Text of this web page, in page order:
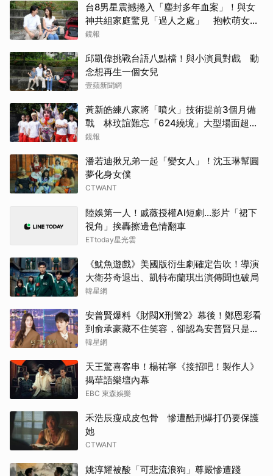
金高
許楠
朴恩
台8男星震撼捲入「塵封多年血案」！與女
神共組家庭驚見「過人之處」 抱軟萌女娃
動念再拚一胎
鏡報
邱凱偉挑戰台語八點檔！與小演員對戲 動
念想再生一個女兒
壹蘋新聞網
黃新皓練八家將「噴火」技術提前3個月備
戰 林玟誼難忘「624繞境」大型場面超震
撼
鏡報
潘若迪揪兄弟一起「變女人」！沈玉琳幫圓
夢化身女僕
CTWANT
陸娛第一人！戚薇授權AI短劇…影片「裙下
視角」挨轟擦邊色情翻車
ETtoday星光雲
《魷魚遊戲》美國版衍生劇確定告吹！導演
大衛芬奇退出、凱特布蘭琪出演傳聞也破局
韓星網
安普賢爆料《財閥X刑警2》幕後！鄭恩彩看
到俞承豪藏不住笑容，卻認為安普賢只是
「搞笑男」
韓星網
天王驚喜客串！楊祐寧《接招吧！製作人》
揭華語樂壇內幕
EBC 東森娛樂
禾浩辰瘦成皮包骨 慘遭酷刑爆打仍要保護
她
CTWANT
姚淳耀被酸「可悲流浪狗」尊嚴慘遭踐